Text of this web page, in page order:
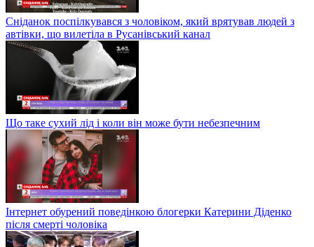
Сніданок поспілкувався з чоловіком, який врятував людей з
автівки, що вилетіла в Русанівський канал
Що таке сухий лід і коли він може бути небезпечним
Інтернет обурений поведінкою блогерки Катерини Діденко
після смерті чоловіка